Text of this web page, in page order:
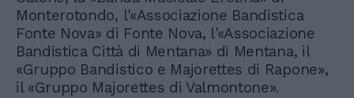
Monterotondo, l'«Associazione Bandistica
Fonte Nova» di Fonte Nova, l'«Associazione
Bandistica Città di Mentana» di Mentana, il
«Gruppo Bandistico e Majorettes di Rapone»,
il «Gruppo Majorettes di Valmontone».